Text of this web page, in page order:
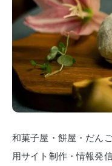
和菓子屋・餅屋・だん
用サイト制作・情報発